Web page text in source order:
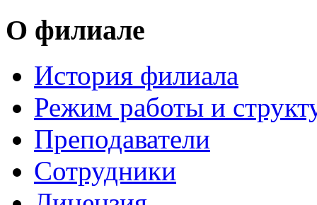
О филиале
История филиала
Режим работы и
Преподаватели
Сотрудники